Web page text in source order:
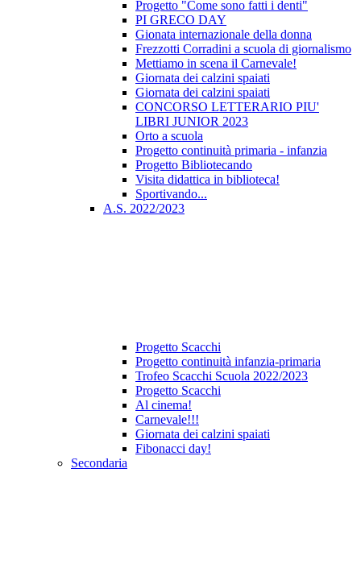
Progetto "Come sono fatti i denti"
PI GRECO DAY
Gionata internazionale della donna
Frezzotti Corradini a scuola di giornalismo
Mettiamo in scena il Carnevale!
Giornata dei calzini spaiati
Giornata dei calzini spaiati
CONCORSO LETTERARIO PIU'
LIBRI JUNIOR 2023
Orto a scuola
Progetto continuità primaria - infanzia
Progetto Bibliotecando
Visita didattica in biblioteca!
Sportivando...
A.S. 2022/2023
Progetto Scacchi
Progetto continuità infanzia-primaria
Trofeo Scacchi Scuola 2022/2023
Progetto Scacchi
Al cinema!
Carnevale!!!
Giornata dei calzini spaiati
Fibonacci day!
Secondaria